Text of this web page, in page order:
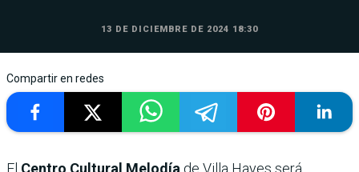
13 DE DICIEMBRE DE 2024 18:30
Compartir en redes
El Centro Cultural Melodía de Villa Hayes será